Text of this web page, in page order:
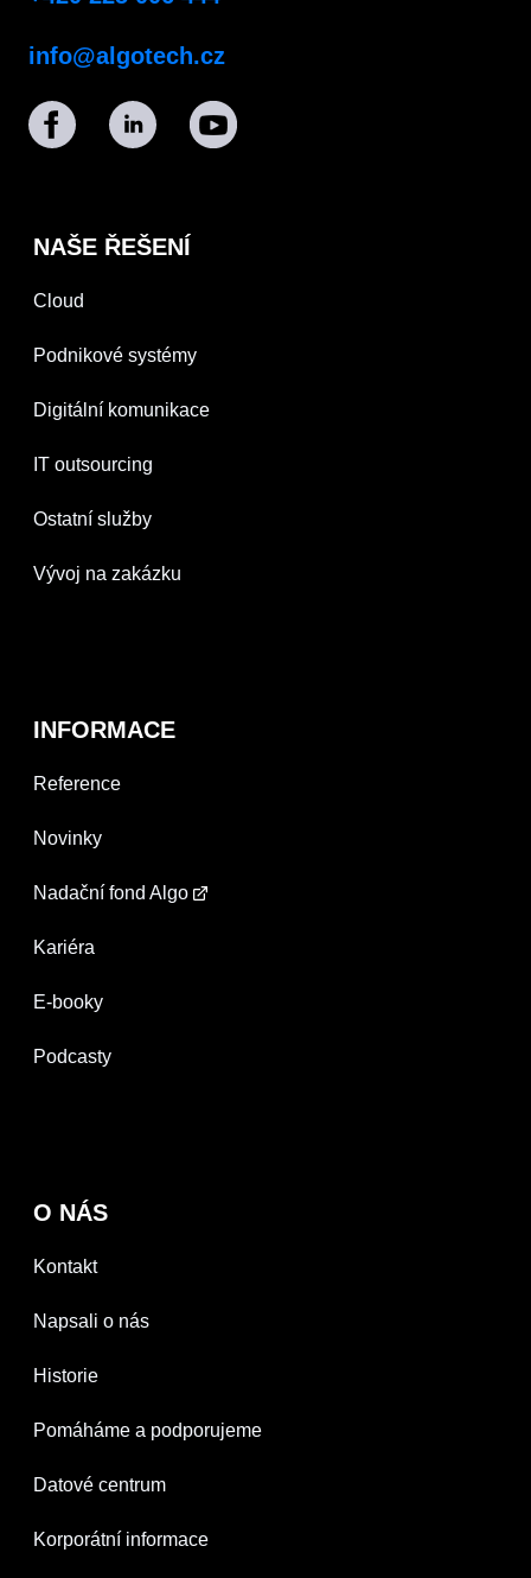
info@algotech.cz
NAŠE ŘEŠENÍ
Cloud
Podnikové systémy
Digitální komunikace
IT outsourcing
Ostatní služby
Vývoj na zakázku
INFORMACE
Reference
Novinky
Nadační fond Algo
Kariéra
E-booky
Podcasty
O NÁS
Kontakt
Napsali o nás
Historie
Pomáháme a podporujeme
Datové centrum
Korporátní informace